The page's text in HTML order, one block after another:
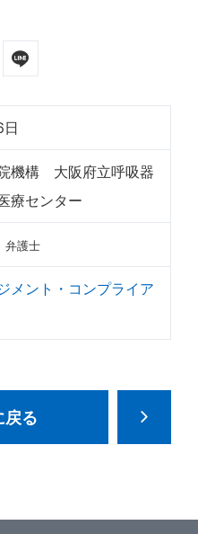
機構 大阪府立呼吸器
療センター
弁護士
メント・コンプライア
戻る